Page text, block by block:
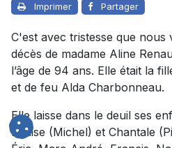
Imprimer Partager
C'est avec tristesse que
décès de madame Aline
l’âge de 94 ans. Elle était la
et de feu Alda Charbonneau.
Elle laisse dans le deuil ses
Louise (Michel) et Chantale